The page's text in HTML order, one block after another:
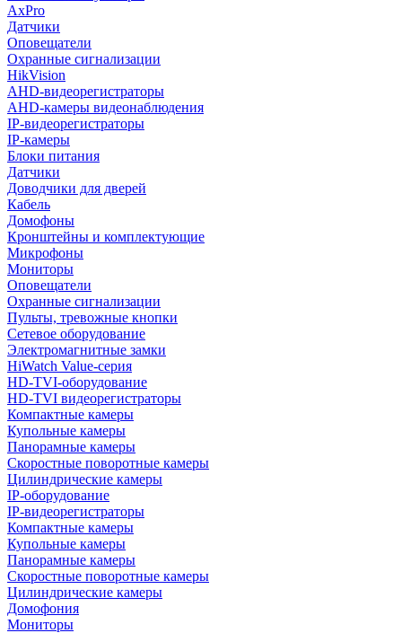
AxPro
Датчики
Оповещатели
Охранные сигнализации
HikVision
AHD-видеорегистраторы
AHD-камеры видеонаблюдения
IP-видеорегистраторы
IP-камеры
Блоки питания
Датчики
Доводчики для дверей
Кабель
Домофоны
Кронштейны и комплектующие
Микрофоны
Мониторы
Оповещатели
Охранные сигнализации
Пульты, тревожные кнопки
Сетевое оборудование
Электромагнитные замки
HiWatch Value-серия
HD-TVI-оборудование
HD-TVI видеорегистраторы
Компактные камеры
Купольные камеры
Панорамные камеры
Скоростные поворотные камеры
Цилиндрические камеры
IP-оборудование
IP-видеорегистраторы
Компактные камеры
Купольные камеры
Панорамные камеры
Скоростные поворотные камеры
Цилиндрические камеры
Домофония
Мониторы